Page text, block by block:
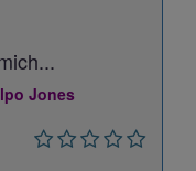
Jones